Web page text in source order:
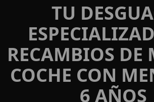
TU
RECAMBIOS DE
COCHE CON
6 AÑOS